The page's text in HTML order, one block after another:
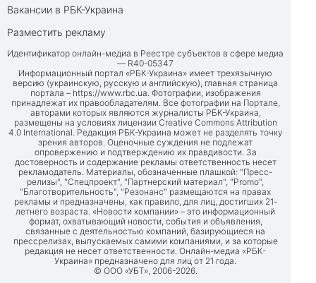
Вакансии в РБК-Украина
Разместить рекламу
Идентификатор онлайн-медиа в Реестре субъектов в сфере медиа
— R40-05347
Информационный портал «РБК-Украина» имеет трехязычную
версию (украинскую, русскую и английскую), главная страница
портала – https://www.rbc.ua. Фотографии, изображения
принадлежат их правообладателям. Все фотографии на Портале,
авторами которых являются журналисты РБК-Украина,
размещены на условиях лицензии Creative Commons Attribution
4.0 International. Редакция РБК-Украина может не разделять точку
зрения авторов. Оценочные суждения не подлежат
опровержению и подтверждению их правдивости. За
достоверность и содержание рекламы ответственность несет
рекламодатель. Материалы, обозначенные плашкой: "Пресс-
релизы", "Спецпроект", "Партнерский материал", "Promo",
"Благотворительность", "Резонанс" размещаются на правах
рекламы и предназначены, как правило, для лиц, достигших 21-
летнего возраста. «Новости компании» – это информационный
формат, охватывающий новости, события и объявления,
связанные с деятельностью компаний, базирующиеся на
прессрелизах, выпускаемых самими компаниями, и за которые
редакция не несет ответственности. Онлайн-медиа «РБК-
Украина» предназначено для лиц от 21 года.
© ООО «УБТ», 2006-2026.